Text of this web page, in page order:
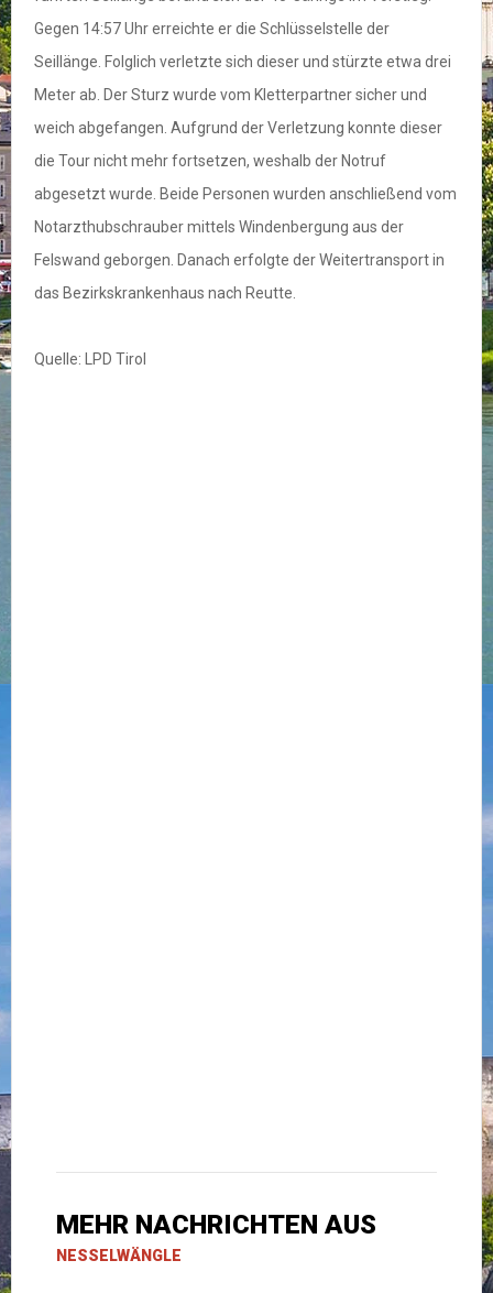
Gegen 14:57 Uhr erreichte er die Schlüsselstelle der
Seillänge. Folglich verletzte sich dieser und stürzte etwa drei
Meter ab. Der Sturz wurde vom Kletterpartner sicher und
weich abgefangen. Aufgrund der Verletzung konnte dieser
die Tour nicht mehr fortsetzen, weshalb der Notruf
abgesetzt wurde. Beide Personen wurden anschließend vom
Notarzthubschrauber mittels Windenbergung aus der
Felswand geborgen. Danach erfolgte der Weitertransport in
das Bezirkskrankenhaus nach Reutte.
Quelle: LPD Tirol
MEHR NACHRICHTEN AUS
NESSELWÄNGLE